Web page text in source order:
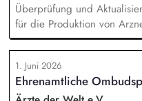
Überprüfung und
für die Produktion von
eigenständige Aufnahme
Arzneimittel Analyse und
Produktionsabläufen
Beurteilung von
1. Juni 2026
Ehrenamtliche